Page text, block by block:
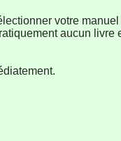
votre
aucun livre